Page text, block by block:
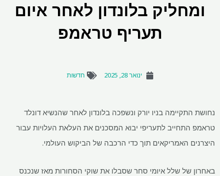
ומחליק בלונדון לאחר איום
תעריף טראמפ
ינואר 28, 2025 חדשות
נחושת התקיימה בניו יורק ונשפכה בלונדון לאחר שהנשיא דונלד
טראמפ התחייב לתעריפי יבוא המסכנים את העלאת העלויות עבור
היצרנים האמריקאים תוך כדי הרכבה של הביקוש העולמי.
באחרון של שלל איומי סחר שסבלו את שוקי הסחורות מאז שנכנס